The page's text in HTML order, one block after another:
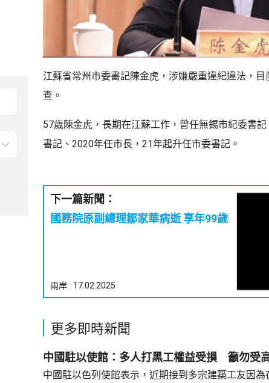
江蘇省常州市委書記陳金虎，涉嫌嚴重違紀違法，
查。
57歲陳金虎，長期在江蘇工作，曾任無錫市紀委書
書記、2020年任市長，21年起升任市委書記。
下一篇新聞：
國務院原副總理鄒家華病逝 享年99歲
兩岸 17.02.2025
更多即時新聞
中國駐以使館：多人打黑工權益受損 籲勿受
中國駐以色列使館表示，近期接到多宗建築工友因